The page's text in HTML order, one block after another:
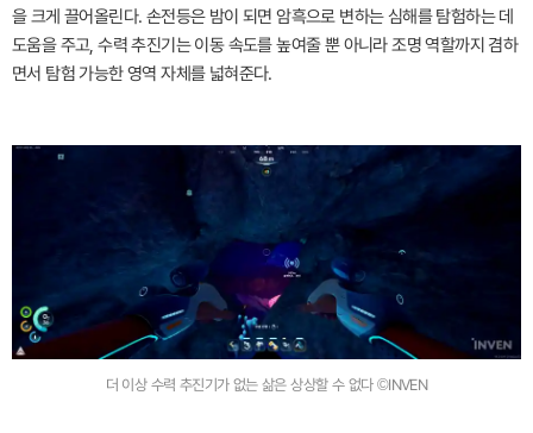
을 크게 끌어올린다. 손전등은 밤이 되면 암흑으로 변하는 심해를 탐험하는 데
도움을 주고, 수력 추진기는 이동 속도를 높여줄 뿐 아니라 조명 역할까지 겸하
면서 탐험 가능한 영역 자체를 넓혀준다.
더 이상 수력 추진기가 없는 삶은 상상할 수 없다 ©INVEN